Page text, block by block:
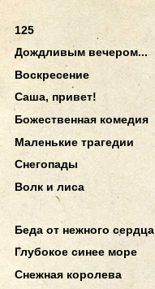
125
Дождливым вечером...
Воскресение
Саша, привет!
Божественная комедия
Маленькие трагедии
Снегопады
Волк и лиса
Беда от нежного сердца
Глубокое синее море
Снежная королева